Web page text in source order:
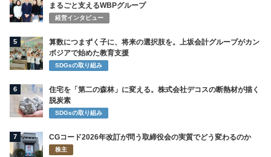
まるごと支えるWBPグループ
経営インタビュー
5
算数につまずく子に、将来の選択肢を。上坂会計グループがカン
ボジアで始めた教育支援
SDGsの取り組み
6
住宅を「第二の森林」に変える。株式会社デコスの断熱材が描く
脱炭素
SDGsの取り組み
7 CGコード2026年改訂が問う取締役会の実質でどう変わるのか
株主